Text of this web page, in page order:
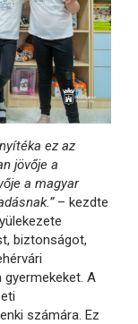
ez az
jövője a
a magyar
– kezdte
biztonságot,
A
számára. Ez